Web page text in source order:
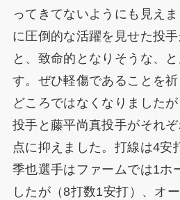
ってきてないようにも見え
に圧倒的な活躍を見せた投
と、致命的となりそうな、
す。ぜひ軽傷であることを
どころではなくなりました
投手と藤平尚真投手がそれ
点に抑えました。打線は4安
季也選手はファームでは1ホ
したが（8打数1安打）、オ